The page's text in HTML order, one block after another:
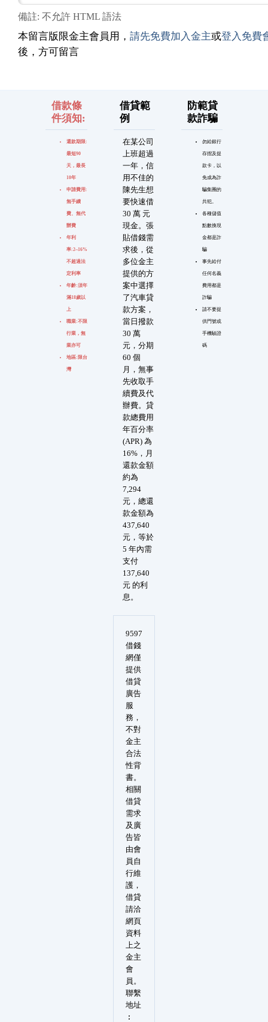
備註: 不允許 HTML 語法
本留言版限金主會員用， 請先免費加入金主或登入免費
後，方可留言
借款條
件須知:
還款期限:
最短90
天，最長
10年
申請費用:
無手續
費、無代
辦費
年利
率:2~16%
不超過法
定利率
年齡:須年
滿18歲以
上
職業:不限
行業，無
業亦可
地區:限台
灣
借貸範
例
在某公司
上班超過
一年，信
用不佳的
陳先生想
要快速借
30 萬 元
現金。張
貼借錢需
求後，從
多位金主
提供的方
案中選擇
了汽車貸
款方案，
當日撥款
30 萬
元，分期
60 個
月，無事
先收取手
續費及代
辦費。貸
款總費用
年百分率
(APR) 為
16%，月
還款金額
約為
7,294
元，總還
款金額為
437,640
元，等於
5 年內需
支付
137,640
元 的利
息。
防範貸
款詐騙
勿給銀行
存摺及提
款卡，以
免成為詐
騙集團的
共犯。
各種儲值
點數換現
金都是詐
騙
事先給付
任何名義
費用都是
詐騙
請不要提
供門號或
手機驗證
碼
9597
借錢
網僅
提供
借貸
廣告
服
務，
不對
金主
合法
性背
書。
相關
借貸
需求
及廣
告皆
由會
員自
行維
護，
借貸
請洽
網頁
資料
上之
金主
會
員。
聯繫
地址
︰